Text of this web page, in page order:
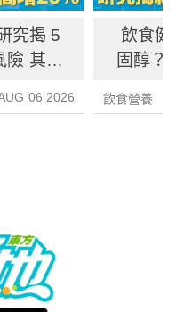
究揭 5
險 其中
06 2026
飲食健
固醇？
飲食營養